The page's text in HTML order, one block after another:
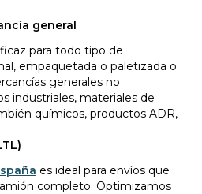
general
para todo tipo de
empaquetada o paletizada o
generales no
industriales, materiales de
químicos, productos ADR,
es ideal para envíos que
completo. Optimizamos